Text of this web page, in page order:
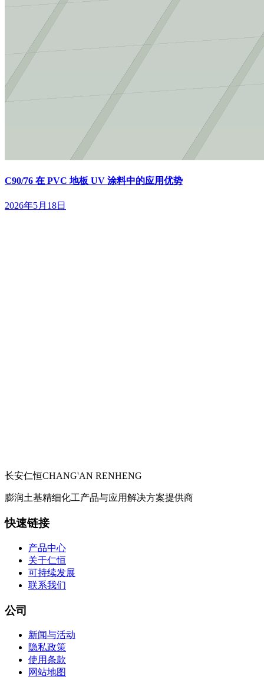
C90/76 在 PVC 地板 UV 涂料中的应用优势
2026年5月18日
长安仁恒CHANG'AN RENHENG
膨润土基精细化工产品与应用解决方案提供商
快速链接
产品中心
关于仁恒
可持续发展
联系我们
公司
新闻与活动
隐私政策
使用条款
网站地图